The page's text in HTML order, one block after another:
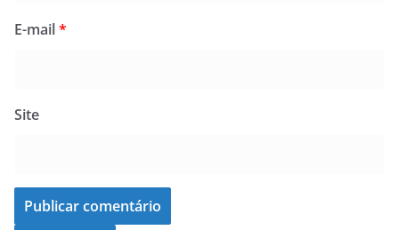
E-mail*
Site